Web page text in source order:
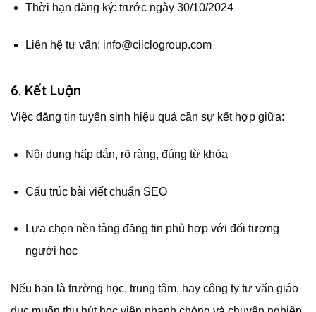
Thời hạn đăng ký: trước ngày 30/10/2024
Liên hệ tư vấn: info@ciiclogroup.com
6. Kết Luận
Việc đăng tin tuyển sinh hiệu quả cần sự kết hợp giữa:
Nội dung hấp dẫn, rõ ràng, đúng từ khóa
Cấu trúc bài viết chuẩn SEO
Lựa chọn nền tảng đăng tin phù hợp với đối tượng
người học
Nếu bạn là trường học, trung tâm, hay công ty tư vấn giáo